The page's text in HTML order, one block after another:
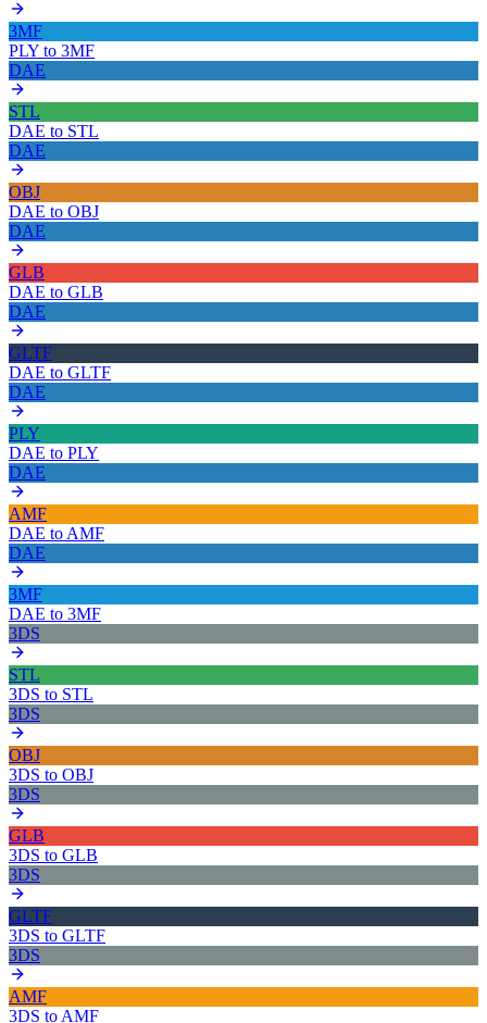
3MF
PLY to 3MF
DAE
STL
DAE to STL
DAE
OBJ
DAE to OBJ
DAE
GLB
DAE to GLB
DAE
GLTF
DAE to GLTF
DAE
PLY
DAE to PLY
DAE
AMF
DAE to AMF
DAE
3MF
DAE to 3MF
3DS
STL
3DS to STL
3DS
OBJ
3DS to OBJ
3DS
GLB
3DS to GLB
3DS
GLTF
3DS to GLTF
3DS
AMF
3DS to AMF